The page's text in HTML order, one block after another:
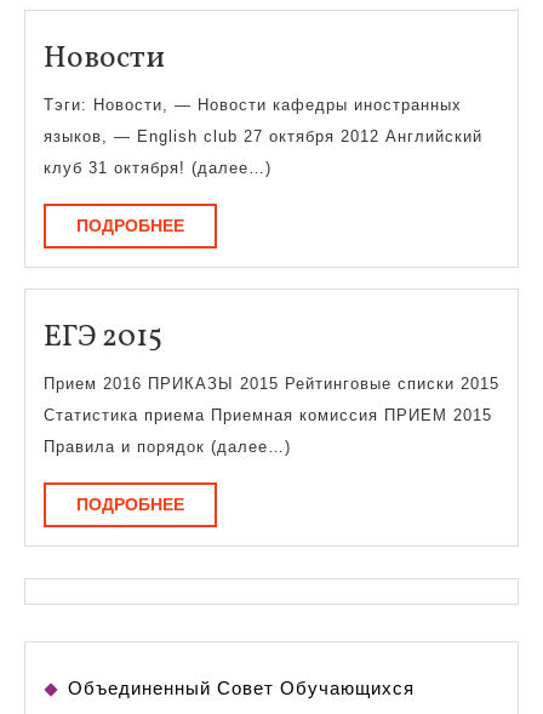
Новости
Тэги: Новости, — Новости кафедры иностранных
языков, — English club 27 октября 2012 Английский
клуб 31 октября! (далее…)
ПОДРОБНЕЕПОДРОБНЕЕ
ЕГЭ 2015
2015
Прием 2016 ПРИКАЗЫ 2015 Рейтинговые списки 2015
Статистика приема Приемная комиссия ПРИЕМ 2015
Правила и порядок (далее…)
ПОДРОБНЕЕПОДРОБНЕЕ
Объединенный Совет Обучающихся